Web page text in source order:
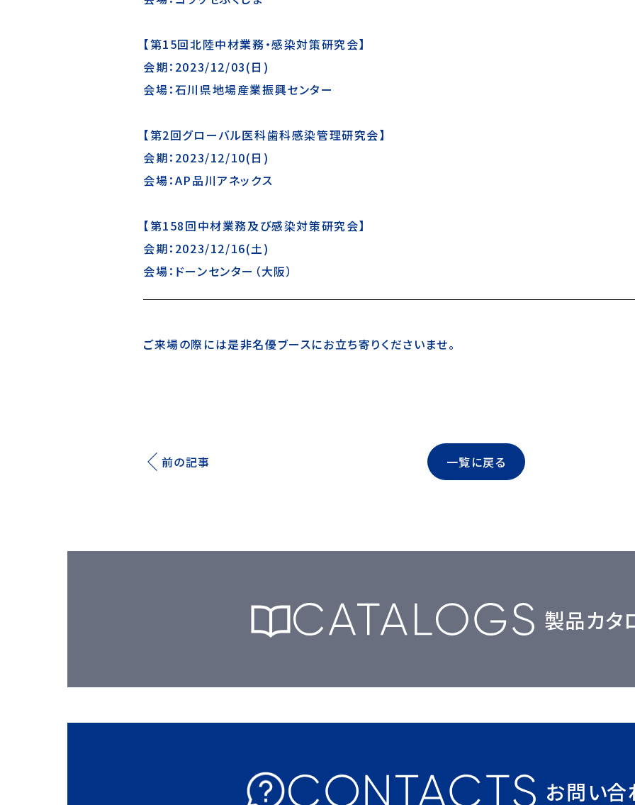
【第15回北陸中材業務・感染対策研究会】
会期：2023/12/03(日)
会場：石川県地場産業振興センター
【第2回グローバル医科歯科感染管理研究会】
会期：2023/12/10(日)
会場：AP品川アネックス
【第158回中材業務及び感染対策研究会】
会期：2023/12/16(土)
会場：ドーンセンター（大阪）
ご来場の際には是非名優ブースにお立ち寄りくださいませ。
前の記事 一覧に戻る
製品カタ
お問い合